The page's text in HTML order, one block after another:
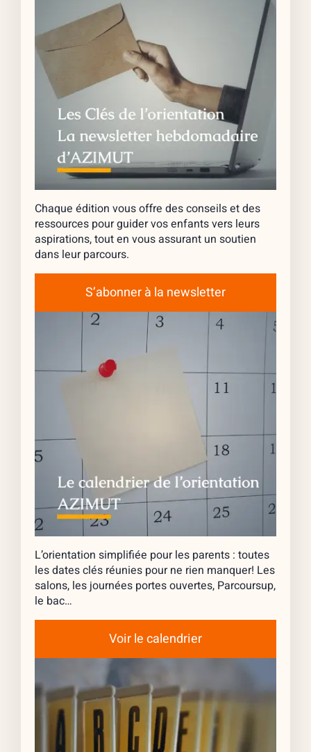
Chaque édition vous offre des conseils et des
ressources pour guider vos enfants vers leurs
aspirations, tout en vous assurant un soutien
dans leur parcours.
S’abonner à la newsletter
L’orientation simplifiée pour les parents : toutes
les dates clés réunies pour ne rien manquer! Les
salons, les journées portes ouvertes, Parcoursup,
le bac…
Voir le calendrier